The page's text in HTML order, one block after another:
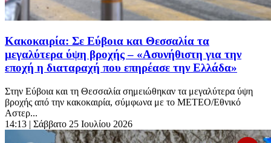
Κακοκαιρία: Σε Εύβοια και Θεσσαλία τα
μεγαλύτερα ύψη βροχής – «Ασυνήθιστη για την
εποχή η διαταραχή που επηρέασε την Ελλάδα»
Στην Εύβοια και τη Θεσσαλία σημειώθηκαν τα μεγαλύτερα ύψη
βροχής από την κακοκαιρία, σύμφωνα με το ΜΕΤΕΟ/Εθνικό
Αστερ...
14:13 | Σάββατο 25 Ιουλίου 2026